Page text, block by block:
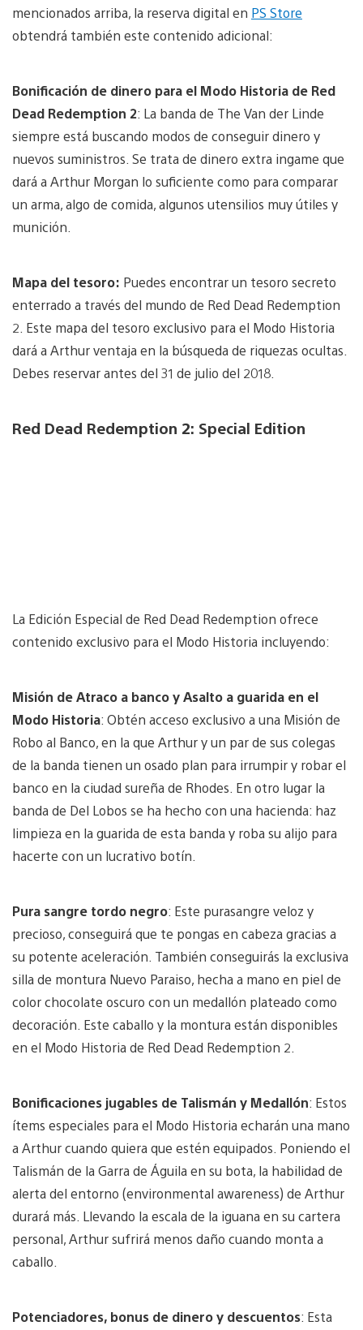
mencionados arriba, la reserva digital en PS Store
obtendrá también este contenido adicional:
Bonificación de dinero para el Modo Historia de Red
Dead Redemption 2: La banda de The Van der Linde
siempre está buscando modos de conseguir dinero y
nuevos suministros. Se trata de dinero extra ingame que
dará a Arthur Morgan lo suficiente como para comparar
un arma, algo de comida, algunos utensilios muy útiles y
munición.
Mapa del tesoro: Puedes encontrar un tesoro secreto
enterrado a través del mundo de Red Dead Redemption
2. Este mapa del tesoro exclusivo para el Modo Historia
dará a Arthur ventaja en la búsqueda de riquezas ocultas.
Debes reservar antes del 31 de julio del 2018.
Red Dead Redemption 2: Special Edition
La Edición Especial de Red Dead Redemption ofrece
contenido exclusivo para el Modo Historia incluyendo:
Misión de Atraco a banco y Asalto a guarida en el
Modo Historia: Obtén acceso exclusivo a una Misión de
Robo al Banco, en la que Arthur y un par de sus colegas
de la banda tienen un osado plan para irrumpir y robar el
banco en la ciudad sureña de Rhodes. En otro lugar la
banda de Del Lobos se ha hecho con una hacienda: haz
limpieza en la guarida de esta banda y roba su alijo para
hacerte con un lucrativo botín.
Pura sangre tordo negro: Este purasangre veloz y
precioso, conseguirá que te pongas en cabeza gracias a
su potente aceleración. También conseguirás la exclusiva
silla de montura Nuevo Paraiso, hecha a mano en piel de
color chocolate oscuro con un medallón plateado como
decoración. Este caballo y la montura están disponibles
en el Modo Historia de Red Dead Redemption 2.
Bonificaciones jugables de Talismán y Medallón: Estos
ítems especiales para el Modo Historia echarán una mano
a Arthur cuando quiera que estén equipados. Poniendo el
Talismán de la Garra de Águila en su bota, la habilidad de
alerta del entorno (environmental awareness) de Arthur
durará más. Llevando la escala de la iguana en su cartera
personal, Arthur sufrirá menos daño cuando monta a
caballo.
Potenciadores, bonus de dinero y descuentos: Esta